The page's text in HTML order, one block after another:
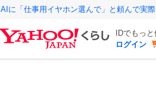
AIに「仕事用イヤホン選んで」と頼んで実
IDでもっ
ログイン